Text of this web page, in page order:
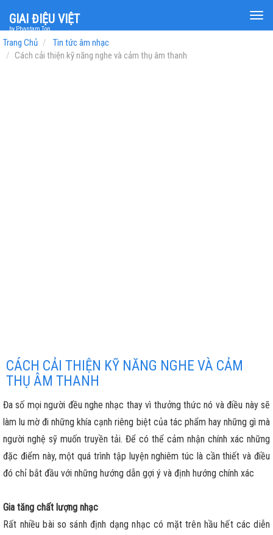
GIAI ĐIỆU VIỆT
by Phantam Top
Trang Chủ
Tin tức âm nhạc
Cách cải thiện kỹ năng nghe và cảm thụ âm thanh
CÁCH CẢI THIỆN KỸ NĂNG NGHE VÀ CẢM
THỤ ÂM THANH
Đa số mọi người đều nghe nhạc thay vì thưởng thức nó và điều này sẽ
làm lu mờ đi những khía cạnh riêng biệt của tác phẩm hay những gì mà
người nghệ sỹ muốn truyền tải. Để có thể cảm nhận chính xác những
đặc điểm này, một quá trình tập luyện nghiêm túc là cần thiết và điều
đó chỉ bắt đầu với những hướng dẫn gợi ý và định hướng chính xác
Gia tăng chất lượng nhạc
Rất nhiều bài so sánh định dạng nhạc có mặt trên hầu hết các diễn